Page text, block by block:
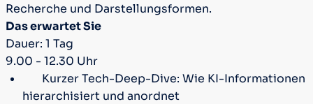
Recherche und Darstellungsformen.
Das erwartet Sie
Dauer: 1 Tag
9.00 - 12.30 Uhr
Kurzer Tech-Deep-Dive: Wie KI-Informationen
hierarchisiert und anordnet